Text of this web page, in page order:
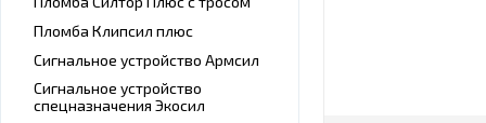
Пломба Клипсил плюс
Сигнальное устройство Армсил
Сигнальное устройство
спецназначения Экосил